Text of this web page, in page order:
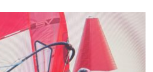
pueden tomar el control de sus
sus metas de vida.
Además, el
las herramientas necesarias para
financieros básicos y cómo
ropias vidas.